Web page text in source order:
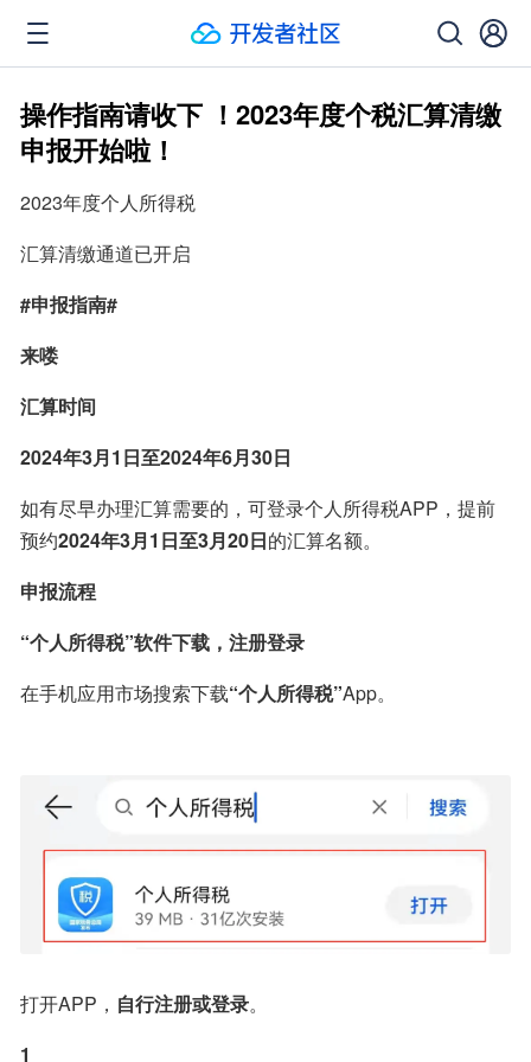
操作指南请收下 ！2023年度个税汇算清缴
申报开始啦！
2023年度个人所得税
汇算清缴通道已开启
#申报指南#
来喽
汇算时间
2024年3月1日至2024年6月30日
如有尽早办理汇算需要的，可登录个人所得税APP，提前
预约2024年3月1日至3月20日的汇算名额。
申报流程
“个人所得税”软件下载，注册登录
在手机应用市场搜索下载“个人所得税”App。
打开APP， 自行注册或登录。
1